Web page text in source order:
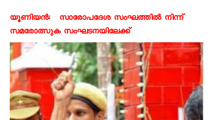
യൂണിയൻ: സാരോപദേശ സംഘത്തിൽ നിന്ന്
സമരോത്സുക സംഘടനയിലേക്ക്